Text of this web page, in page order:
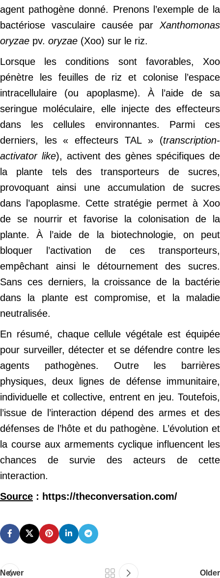
agent pathogène donné. Prenons l’exemple de la
bactériose vasculaire causée par Xanthomonas
oryzae pv. oryzae (Xoo) sur le riz.
Lorsque les conditions sont favorables, Xoo
pénètre les feuilles de riz et colonise l’espace
intracellulaire (ou apoplasme). À l’aide de sa
seringue moléculaire, elle injecte des effecteurs
dans les cellules environnantes. Parmi ces
derniers, les « effecteurs TAL » (transcription-
activator like), activent des gènes spécifiques de
la plante tels des transporteurs de sucres,
provoquant ainsi une accumulation de sucres
dans l’apoplasme. Cette stratégie permet à Xoo
de se nourrir et favorise la colonisation de la
plante. À l’aide de la biotechnologie, on peut
bloquer l’activation de ces transporteurs,
empêchant ainsi le détournement des sucres.
Sans ces derniers, la croissance de la bactérie
dans la plante est compromise, et la maladie
neutralisée.
En résumé, chaque cellule végétale est équipée
pour surveiller, détecter et se défendre contre les
agents pathogènes. Outre les barrières
physiques, deux lignes de défense immunitaire,
individuelle et collective, entrent en jeu. Toutefois,
l’issue de l’interaction dépend des armes et des
défenses de l’hôte et du pathogène. L’évolution et
la course aux armements cyclique influencent les
chances de survie des acteurs de cette
interaction.
Source : https://theconversation.com/
Newer Older